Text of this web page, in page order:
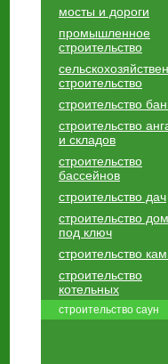
мосты и дороги
промышленное
строительство
строительство
строительство
строительство
и складов
строительство
бассейнов
строительство дач
строительство
под ключ
строительство
строительство
котельных
строительство саун